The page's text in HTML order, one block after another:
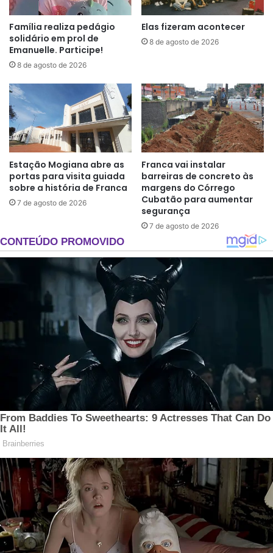
Família realiza pedágio
solidário em prol de
Emanuelle. Participe!
8 de agosto de 2026
Elas fizeram acontecer
8 de agosto de 2026
Estação Mogiana abre as
portas para visita guiada
sobre a história de Franca
7 de agosto de 2026
Franca vai instalar
barreiras de concreto às
margens do Córrego
Cubatão para aumentar
segurança
7 de agosto de 2026